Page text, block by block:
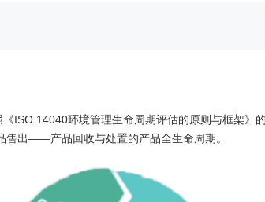
ISO 14040环境管理生命周期评估的原则与框架
——产品回收与处置的产品全生命周期。